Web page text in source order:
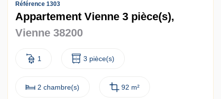
Référence 1303
Appartement Vienne 3 pièce(s),
Vienne 38200
1 3 pièce(s)
2 chambre(s) 92 m²